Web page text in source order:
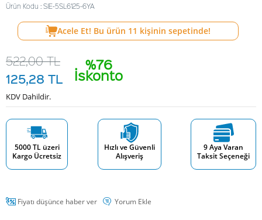
Ürün Kodu : SIE-5SL6125-6YA
Acele Et! Bu ürün 11 kişinin sepetinde!
%76
İskonto
522,00TL
125,28 TL
KDV Dahildir.
5000 TL üzeri
Kargo Ücretsiz
Hızlı ve Güvenli
Alışveriş
9 Aya Varan
Taksit Seçeneği
Fiyatı düşünce haber ver Yorum Ekle